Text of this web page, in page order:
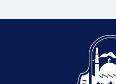
Sulhiye Mahallesi